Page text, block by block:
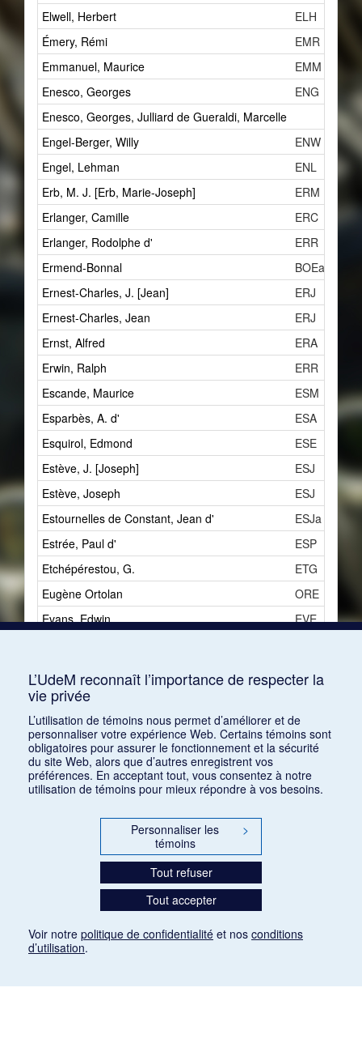
Elwell, Herbert
ELH
Émery, Rémi
EMR
Emmanuel, Maurice
EMM
Enesco, Georges
ENG
Enesco, Georges, Julliard de Gueraldi, Marcelle
Engel-Berger, Willy
ENW
Engel, Lehman
ENL
Erb, M. J. [Erb, Marie-Joseph]
ERM
Erlanger, Camille
ERC
Erlanger, Rodolphe d'
ERR
Ermend-Bonnal
BOEa
Ernest-Charles, J. [Jean]
ERJ
Ernest-Charles, Jean
ERJ
Ernst, Alfred
ERA
Erwin, Ralph
ERR
Escande, Maurice
ESM
Esparbès, A. d'
ESA
Esquirol, Edmond
ESE
Estève, J. [Joseph]
ESJ
Estève, Joseph
ESJ
Estournelles de Constant, Jean d'
ESJa
Estrée, Paul d'
ESP
Etchépérestou, G.
ETG
Eugène Ortolan
ORE
Evans, Edwin
EVE
Eymieu, Henry
L’UdeM reconnaît l’importance de respecter la
vie privée
L’utilisation de témoins nous permet d’améliorer et de
personnaliser votre expérience Web. Certains témoins sont
obligatoires pour assurer le fonctionnement et la sécurité
du site Web, alors que d’autres enregistrent vos
préférences. En acceptant tout, vous consentez à notre
utilisation de témoins pour mieux répondre à vos besoins.
Personnaliser les
témoins
>
Tout refuser
Tout accepter
Voir notre politique de confidentialité et nos conditions
d’utilisation.